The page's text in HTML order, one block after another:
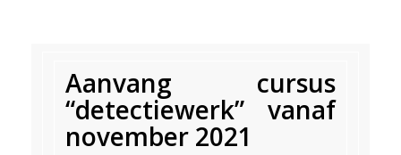
Aanvang cursus
“detectiewerk” vanaf
november 2021